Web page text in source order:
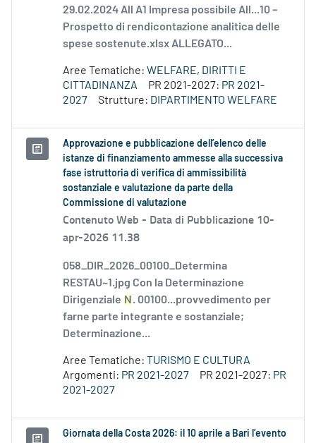
29.02.2024 All A1 Impresa possibile All...10 –
Prospetto di rendicontazione analitica delle
spese sostenute.xlsx ALLEGATO...
Aree Tematiche: WELFARE, DIRITTI E
CITTADINANZA
PR 2021-2027: PR 2021-
2027
Strutture: DIPARTIMENTO WELFARE
Approvazione e pubblicazione dell’elenco delle
istanze di finanziamento ammesse alla successiva
fase istruttoria di verifica di ammissibilità
sostanziale e valutazione da parte della
Commissione di valutazione
Contenuto Web - Data di Pubblicazione 10-
apr-2026 11.38
058_DIR_2026_00100_Determina
RESTAU~1.jpg Con la Determinazione
Dirigenziale N . 00100...provvedimento per
farne parte integrante e sostanziale;
Determinazione...
Aree Tematiche: TURISMO E CULTURA
Argomenti: PR 2021-2027 PR 2021-2027: PR
2021-2027
Giornata della Costa 2026: il 10 aprile a Bari l’evento